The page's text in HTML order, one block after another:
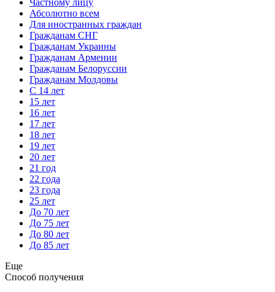
Частному лицу
Абсолютно всем
Для иностранных граждан
Гражданам СНГ
Гражданам Украины
Гражданам Армении
Гражданам Белоруссии
Гражданам Молдовы
С 14 лет
15 лет
16 лет
17 лет
18 лет
19 лет
20 лет
21 год
22 года
23 года
25 лет
До 70 лет
До 75 лет
До 80 лет
До 85 лет
Еще
Способ получения